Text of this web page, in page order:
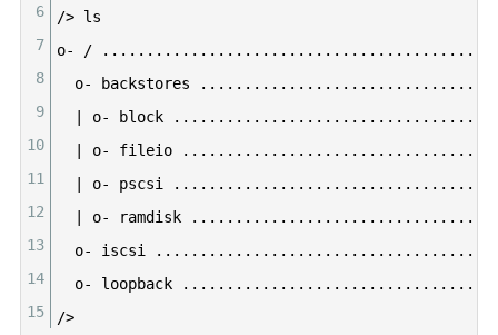
6
7
8
9
10
11
12
13
14
15
/> ls
o- / . . . . . . . . . . . . . . . . . . . . . . . . . . . . . . . . . . . . . . . . . .
o- backstores . . . . . . . . . . . . . . . . . . . . . . . . . . . . . . .
o- block . . . . . . . . . . . . . . . . . . . . . . . . . . . . . . . . . .
o- fileio . . . . . . . . . . . . . . . . . . . . . . . . . . . . . . . . .
o- pscsi . . . . . . . . . . . . . . . . . . . . . . . . . . . . . . . . . .
o- ramdisk . . . . . . . . . . . . . . . . . . . . . . . . . . . . . . . .
o- iscsi . . . . . . . . . . . . . . . . . . . . . . . . . . . . . . . . . . . .
o- loopback . . . . . . . . . . . . . . . . . . . . . . . . . . . . . . . . .
/>